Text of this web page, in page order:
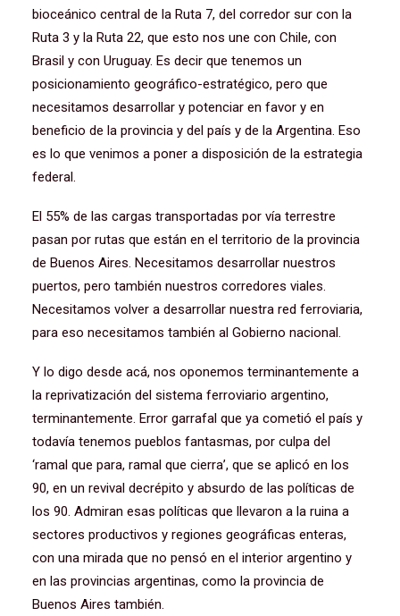
bioceánico central de la Ruta 7, del corredor sur con la
Ruta 3 y la Ruta 22, que esto nos une con Chile, con
Brasil y con Uruguay. Es decir que tenemos un
posicionamiento geográfico-estratégico, pero que
necesitamos desarrollar y potenciar en favor y en
beneficio de la provincia y del país y de la Argentina. Eso
es lo que venimos a poner a disposición de la estrategia
federal.
El 55% de las cargas transportadas por vía terrestre
pasan por rutas que están en el territorio de la provincia
de Buenos Aires. Necesitamos desarrollar nuestros
puertos, pero también nuestros corredores viales.
Necesitamos volver a desarrollar nuestra red ferroviaria,
para eso necesitamos también al Gobierno nacional.
Y lo digo desde acá, nos oponemos terminantemente a
la reprivatización del sistema ferroviario argentino,
terminantemente. Error garrafal que ya cometió el país y
todavía tenemos pueblos fantasmas, por culpa del
‘ramal que para, ramal que cierra’, que se aplicó en los
90, en un revival decrépito y absurdo de las políticas de
los 90. Admiran esas políticas que llevaron a la ruina a
sectores productivos y regiones geográficas enteras,
con una mirada que no pensó en el interior argentino y
en las provincias argentinas, como la provincia de
Buenos Aires también.